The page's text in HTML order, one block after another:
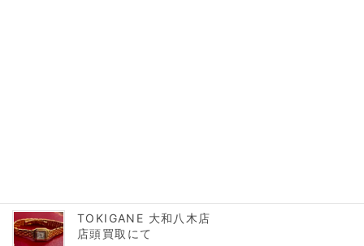
TOKIGANE 大和八木店
店頭買取にて